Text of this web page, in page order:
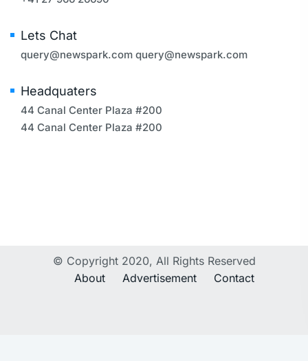
Lets Chat
query@newspark.com query@newspark.com
Headquaters
44 Canal Center Plaza #200
44 Canal Center Plaza #200
© Copyright 2020, All Rights Reserved
About
Advertisement Contact